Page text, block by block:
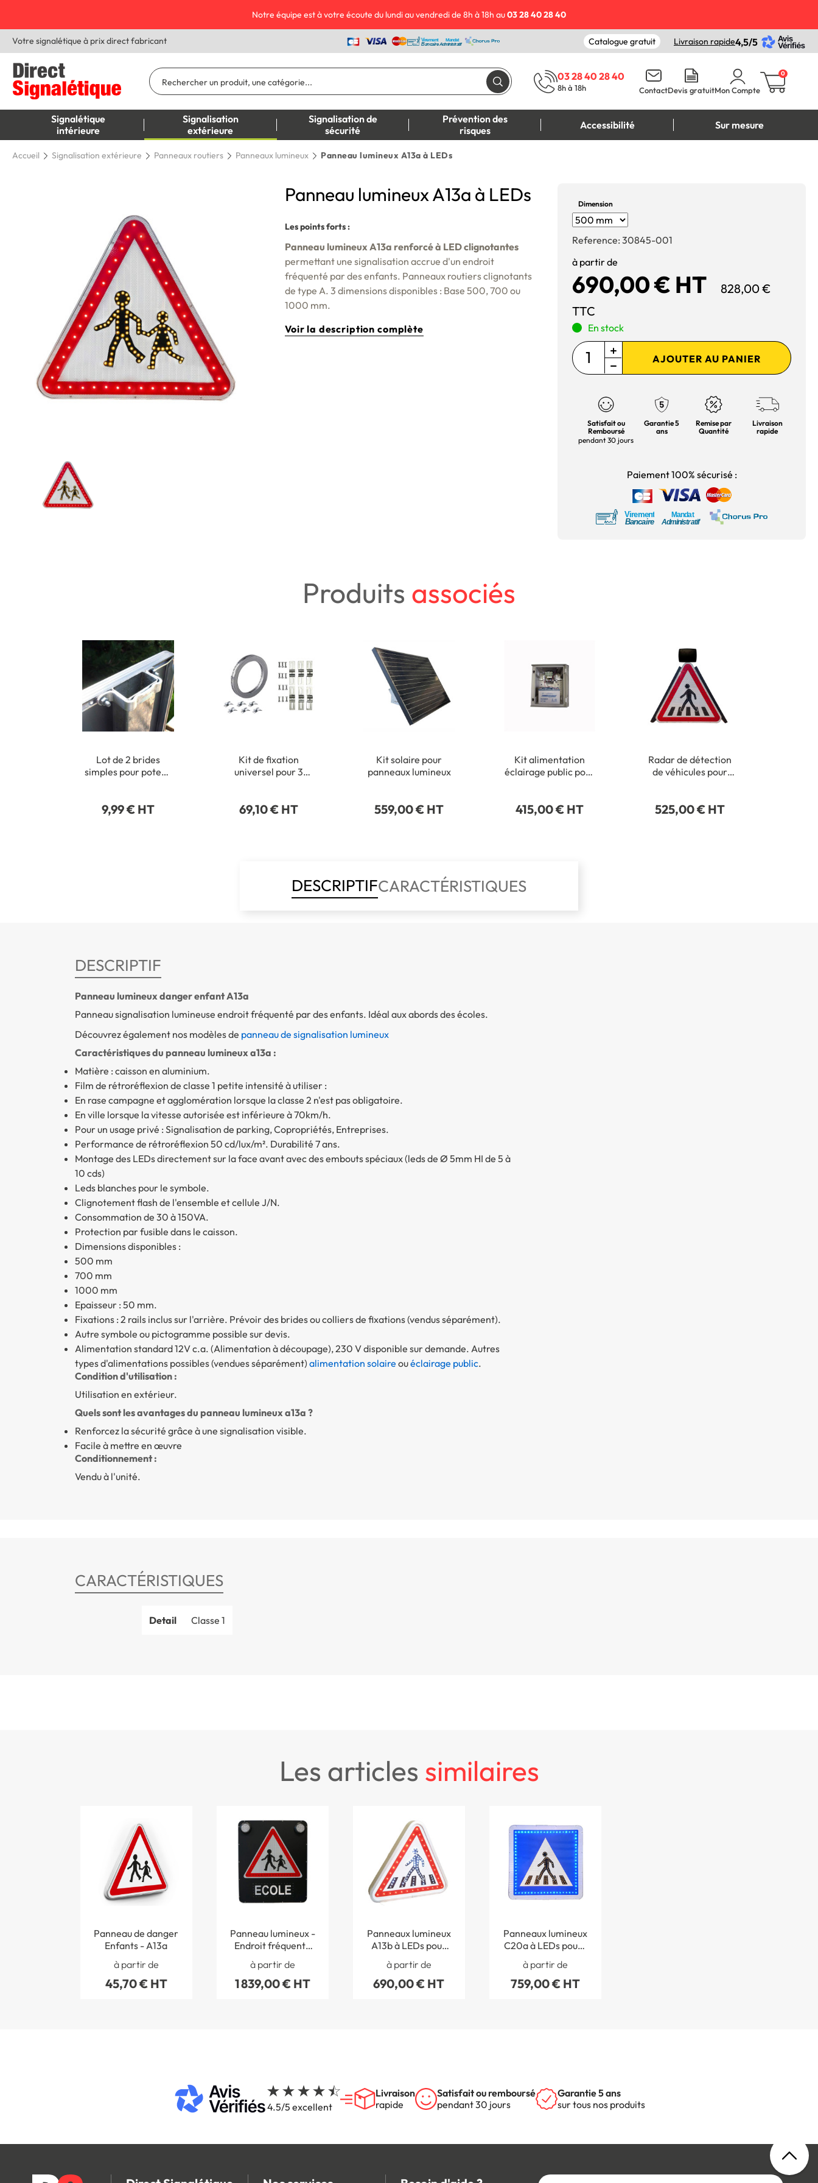
Notre équipe est à votre écoute du lundi au vendredi de 8h à 18h au03 28 40 28 40
Votre signalétique à prix direct fabricant Catalogue gratuit Livraison rapide4,5/5
03 28 40 28 40
8h à 18h ContactDevis gratuitMon Compte
0
Signalétique
intérieure
Signalisation
extérieure
Signalisation de
sécurité
Prévention des
risques
Accessibilité Sur mesure
Accueil Signalisation extérieure Panneaux routiers Panneaux lumineux Panneau lumineux A13a à LEDs
Panneau lumineux A13a à LEDs
Les points forts :
Panneau lumineux A13a renforcé à LED clignotantes
permettant une signalisation accrue d'un endroit
fréquenté par des enfants. Panneaux routiers clignotants
de type A. 3 dimensions disponibles : Base 500, 700 ou
1000 mm.
Voir la description complète
Dimension
Reference: 30845-001
à partir de
690,00 € HT
828,00 €
TTC
En stock
AJOUTER AU PANIER
Satisfait ou
Remboursé
pendant 30 jours
Garantie 5
ans
Remise par
Quantité
Livraison
rapide
Paiement 100% sécurisé :
Produits associés
Lot de 2 brides
simples pour poteau
9,99 € HT
Kit de fixation
universel pour 3
69,10 € HT
Kit solaire pour
panneaux lumineux
559,00 € HT
Kit alimentation
éclairage public pour
415,00 € HT
Radar de détection
de véhicules pour
525,00 € HT
DESCRIPTIFCARACTÉRISTIQUES
DESCRIPTIF
Panneau lumineux danger enfant A13a
Panneau signalisation lumineuse endroit fréquenté par des enfants. Idéal aux abords des écoles.
Découvrez également nos modèles de panneau de signalisation lumineux
Caractéristiques du panneau lumineux a13a :
Matière : caisson en aluminium.
Film de rétroréflexion de classe 1 petite intensité à utiliser :
En rase campagne et agglomération lorsque la classe 2 n'est pas obligatoire.
En ville lorsque la vitesse autorisée est inférieure à 70km/h.
Pour un usage privé : Signalisation de parking, Copropriétés, Entreprises.
Performance de rétroréflexion 50 cd/lux/m². Durabilité 7 ans.
Montage des LEDs directement sur la face avant avec des embouts spéciaux (leds de Ø 5mm HI de 5 à
10 cds)
Leds blanches pour le symbole.
Clignotement flash de l'ensemble et cellule J/N.
Consommation de 30 à 150VA.
Protection par fusible dans le caisson.
Dimensions disponibles :
500 mm
700 mm
1000 mm
Epaisseur : 50 mm.
Fixations : 2 rails inclus sur l'arrière. Prévoir des brides ou colliers de fixations (vendus séparément).
Autre symbole ou pictogramme possible sur devis.
Alimentation standard 12V c.a. (Alimentation à découpage), 230 V disponible sur demande. Autres
types d'alimentations possibles (vendues séparément) alimentation solaire ouéclairage public.
Condition d'utilisation :
Utilisation en extérieur.
Quels sont les avantages du panneau lumineux a13a ?
Renforcez la sécurité grâce à une signalisation visible.
Facile à mettre en œuvre
Conditionnement :
Vendu à l'unité.
CARACTÉRISTIQUES
Detail Classe 1
les articles similaires
Panneau de danger
Enfants - A13a
à partir de
45,70 € HT
Panneau lumineux -
Endroit fréquenté
par les enfants
à partir de
1 839,00 € HT
Panneaux lumineux
A13b à LEDs pour
passage piétons
à partir de
690,00 € HT
Panneaux lumineux
C20a à LEDs pour l
´indication de
passage piéton
à partir de
759,00 € HT
4.5/5 excellent
Livraison
rapide
Satisfait ou remboursé
pendant 30 jours
Garantie 5 ans
sur tous nos produits